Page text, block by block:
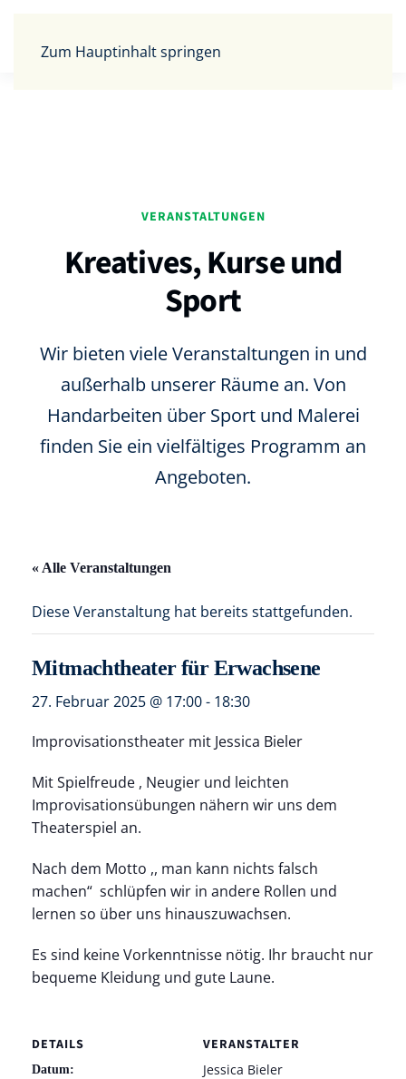
Zum Hauptinhalt springen
VERANSTALTUNGEN
Kreatives, Kurse und
Sport
Wir bieten viele Veranstaltungen in und
außerhalb unserer Räume an. Von
Handarbeiten über Sport und Malerei
finden Sie ein vielfältiges Programm an
Angeboten.
« Alle Veranstaltungen
Diese Veranstaltung hat bereits stattgefunden.
Mitmachtheater für Erwachsene
27. Februar 2025 @ 17:00- 18:30
Improvisationstheater mit Jessica Bieler
Mit Spielfreude , Neugier und leichten
Improvisationsübungen nähern wir uns dem
Theaterspiel an.
Nach dem Motto ,, man kann nichts falsch
machen“ schlüpfen wir in andere Rollen und
lernen so über uns hinauszuwachsen.
Es sind keine Vorkenntnisse nötig. Ihr braucht nur
bequeme Kleidung und gute Laune.
DETAILS
Datum:
VERANSTALTER
Jessica Bieler